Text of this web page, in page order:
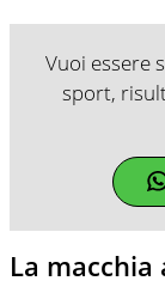
Vuoi essere
sport,
La macchia